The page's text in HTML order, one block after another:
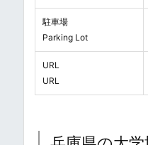
駐車場
Parking Lot
URL
URL